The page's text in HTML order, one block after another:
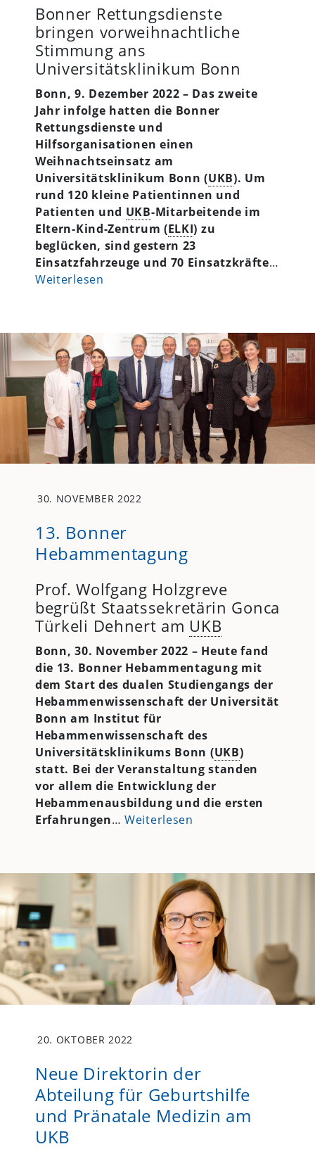
Bonner Rettungsdienste
bringen vorweihnachtliche
Stimmung ans
Universitätsklinikum Bonn
Bonn, 9. Dezember 2022 – Das zweite
Jahr infolge hatten die Bonner
Rettungsdienste und
Hilfsorganisationen einen
Weihnachtseinsatz am
Universitätsklinikum Bonn (UKB). Um
rund 120 kleine Patientinnen und
Patienten und UKB-Mitarbeitende im
Eltern-Kind-Zentrum (ELKI) zu
beglücken, sind gestern 23
Einsatzfahrzeuge und 70 Einsatzkräfte…
Weiterlesen
30. NOVEMBER 2022
13. Bonner
Hebammentagung
Prof. Wolfgang Holzgreve
begrüßt Staatssekretärin Gonca
Türkeli Dehnert am UKB
Bonn, 30. November 2022 – Heute fand
die 13. Bonner Hebammentagung mit
dem Start des dualen Studiengangs der
Hebammenwissenschaft der Universität
Bonn am Institut für
Hebammenwissenschaft des
Universitätsklinikums Bonn (UKB)
statt. Bei der Veranstaltung standen
vor allem die Entwicklung der
Hebammenausbildung und die ersten
Erfahrungen…Weiterlesen
20. OKTOBER 2022
Neue Direktorin der
Abteilung für Geburtshilfe
und Pränatale Medizin am
UKB